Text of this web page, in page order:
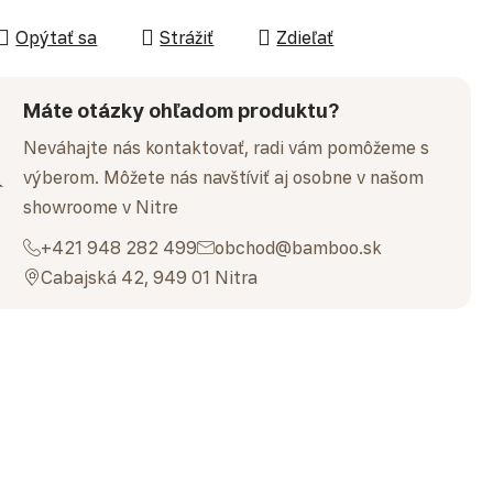
Opýtať sa Strážiť Zdieľať
Máte otázky ohľadom produktu?
Neváhajte nás kontaktovať, radi vám pomôžeme s
výberom. Môžete nás navštíviť aj osobne v našom
showroome v Nitre
+421 948 282 499
obchod@bamboo.sk
Cabajská 42, 949 01 Nitra